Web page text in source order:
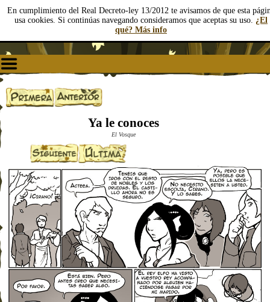
En cumplimiento del Real Decreto-ley 13/2012 te avisamos de que esta
usa cookies. Si continúas navegando consideramos que aceptas su uso. ¿El
qué? Más info
Ya le conoces
El Vosque